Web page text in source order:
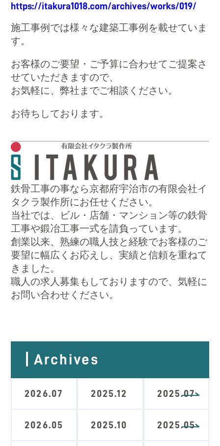
https://itakura1018.com/archives/works/019/
施工事例では様々な建築工事例を載せていま
す。
お客様のご要望・ご予算に合わせてご提案さ
せていただきますので、
お気軽に、弊社までご相談ください。
お待ちしております。
鉄骨工事の事なら京都府宇治市の有限会社イ
タクラ製作所にお任せください。
当社では、ビル・店舗・マンション等の鉄骨
工事や鍛冶工事一式を請負っています。
創業以来、熟練の職人技と経験でお客様のご
要望に幅広くお応えし、実績と信頼を重ねて
きました。
職人の求人募集もしておりますので、気軽に
お問い合わせください。
Archives
2026.07
2026.05
2025.12
2025.10
2025.07
2025.05